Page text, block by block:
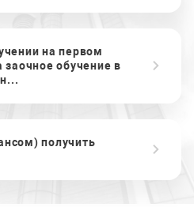
на первом
заочное обучение в
получить